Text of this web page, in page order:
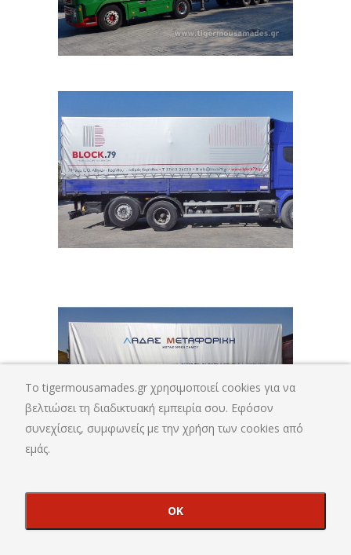
To tigermousamades.gr χρησιμοποιεί cookies για να
βελτιώσει τη διαδικτυακή εμπειρία σου. Εφόσον
συνεχίσεις, συμφωνείς με την χρήση των cookies από
εμάς.
OK